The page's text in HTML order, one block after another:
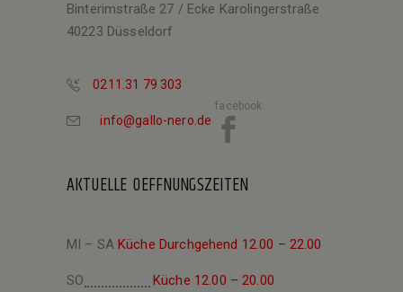
Binterimstraße 27 / Ecke Karolingerstraße
40223 Düsseldorf
0211.31 79 303
info@gallo-nero.de
facebook
AKTUELLE OEFFNUNGSZEITEN
MI – SA Küche Durchgehend 12.00 – 22.00
SO Küche 12.00 – 20.00